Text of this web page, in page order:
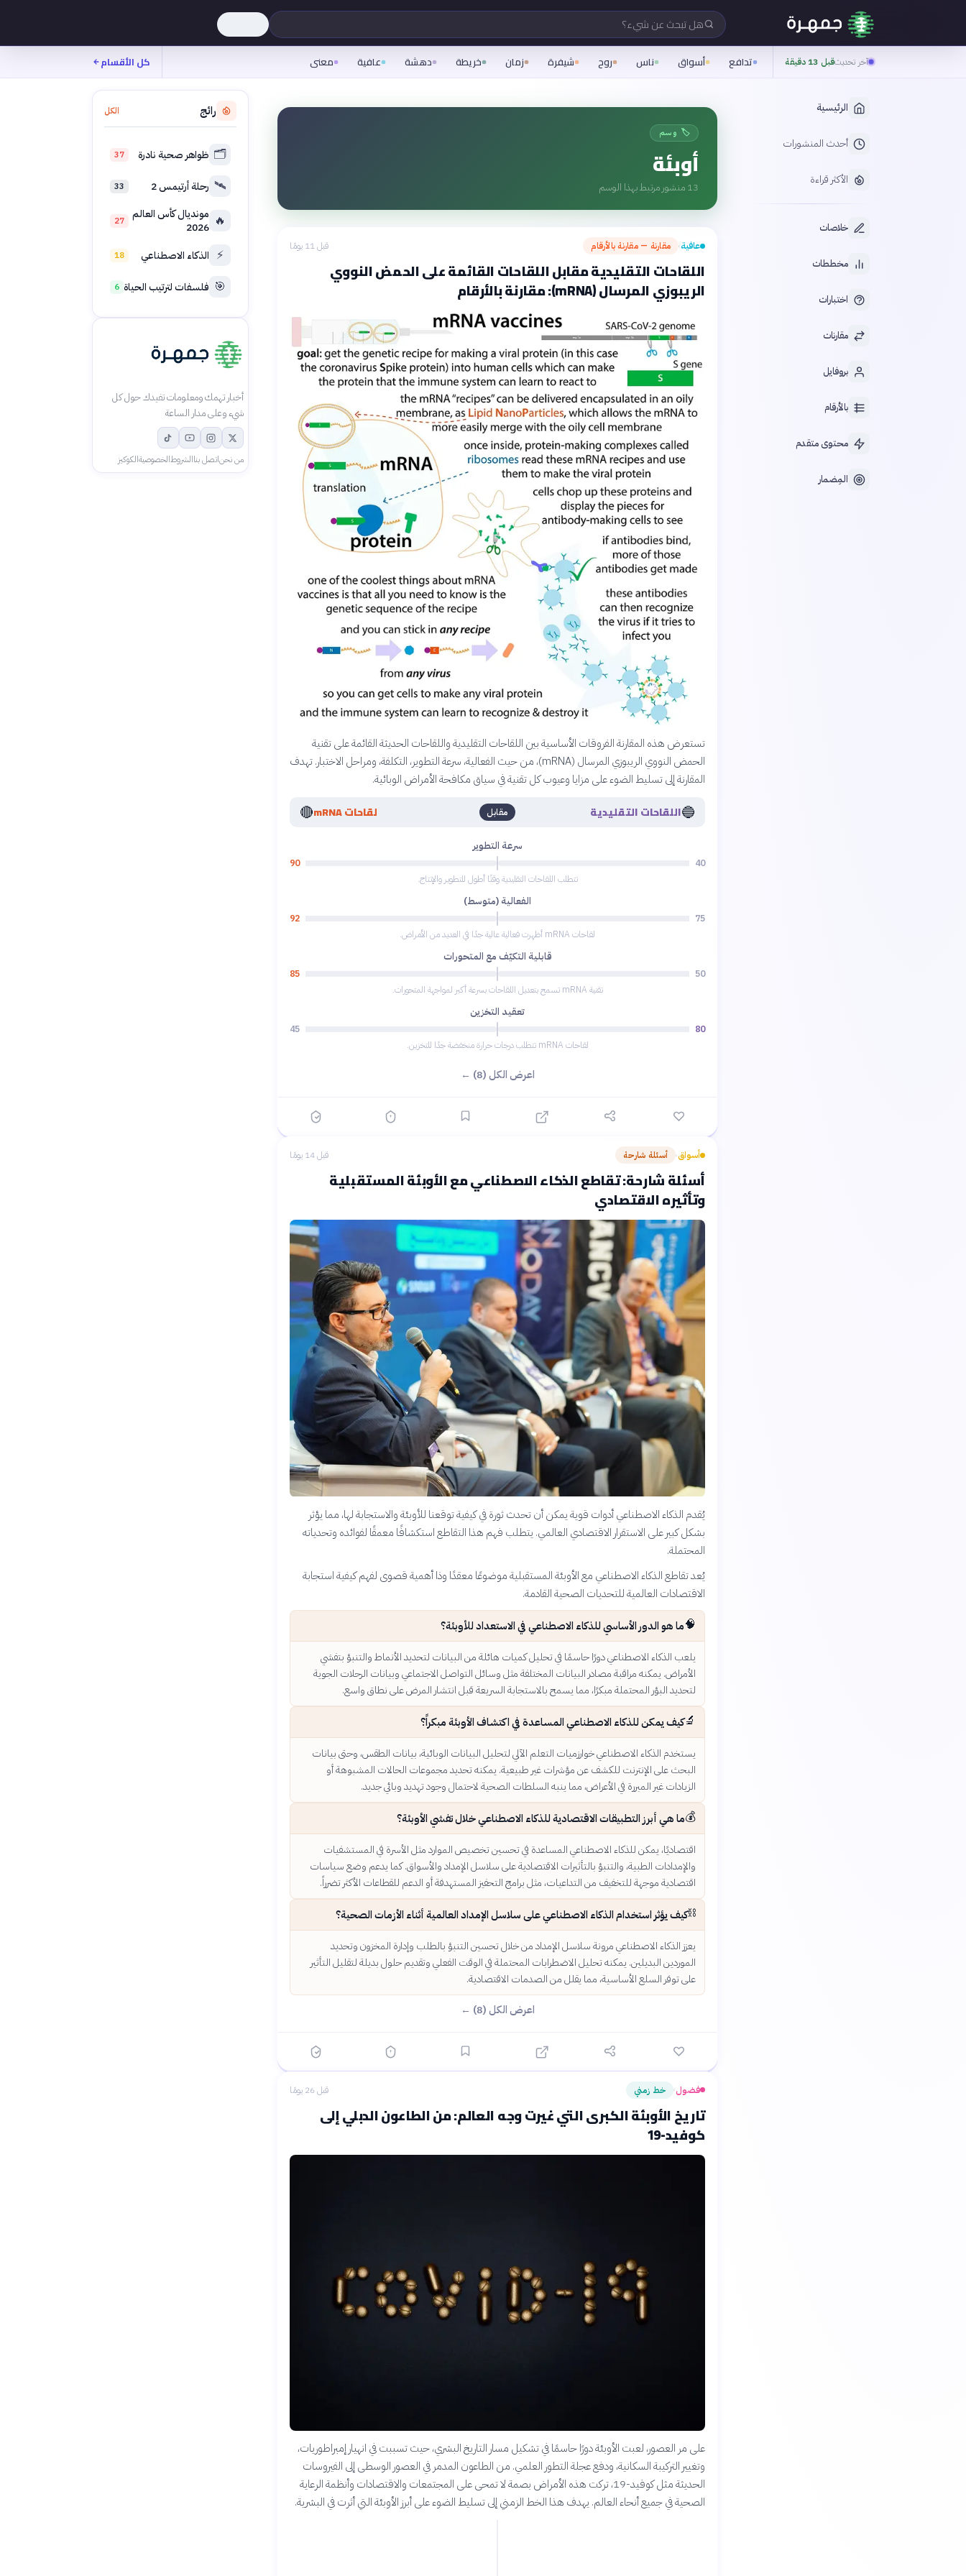
هل تبحث عن شيء؟
آخر تحديثقبل 13 دقيقة تدافع أسواق ناس روح شيفرة زمان خريطة دهشة عافية معنى كل الأقسام
الرئيسية
أحدث المنشورات
الأكثر قراءة
خلاصات
مخططات
اختبارات
مقارنات
بروفايل
بالأرقام
محتوى متقدم
المِضمار
🏷️ وسم
أوبئة
13 منشور مرتبط بهذا الوسم
عافية› مقارنة — مقارنة بالأرقام قبل 11 يومًا
اللقاحات التقليدية مقابل اللقاحات القائمة على الحمض النووي
الريبوزي المرسال (mRNA): مقارنة بالأرقام
تستعرض هذه المقارنة الفروقات الأساسية بين اللقاحات التقليدية واللقاحات الحديثة القائمة على تقنية
الحمض النووي الريبوزي المرسال (mRNA)، من حيث الفعالية، سرعة التطوير، التكلفة، ومراحل الاختبار. تهدف
المقارنة إلى تسليط الضوء على مزايا وعيوب كل تقنية في سياق مكافحة الأمراض الوبائية.
🔵اللقاحات التقليدية مقابل لقاحات mRNA 🔴
سرعة التطوير
40
90
تتطلب اللقاحات التقليدية وقتًا أطول للتطوير والإنتاج.
الفعالية (متوسط)
75
92
لقاحات mRNA أظهرت فعالية عالية جدًا في العديد من الأمراض.
قابلية التكيّف مع المتحورات
50
85
تقنية mRNA تسمح بتعديل اللقاحات بسرعة أكبر لمواجهة المتحورات.
تعقيد التخزين
80
45
لقاحات mRNA تتطلب درجات حرارة منخفضة جدًا للتخزين.
اعرض الكل (8) ←
أسواق› أسئلة شارحة قبل 14 يومًا
أسئلة شارحة: تقاطع الذكاء الاصطناعي مع الأوبئة المستقبلية
وتأثيره الاقتصادي
يُقدم الذكاء الاصطناعي أدوات قوية يمكن أن تحدث ثورة في كيفية توقعنا للأوبئة والاستجابة لها، مما يؤثر
بشكل كبير على الاستقرار الاقتصادي العالمي. يتطلب فهم هذا التقاطع استكشافًا معمقًا لفوائده وتحدياته
المحتملة.
يُعد تقاطع الذكاء الاصطناعي مع الأوبئة المستقبلية موضوعًا معقدًا وذا أهمية قصوى لفهم كيفية استجابة
الاقتصادات العالمية للتحديات الصحية القادمة.
🧠ما هو الدور الأساسي للذكاء الاصطناعي في الاستعداد للأوبئة؟
يلعب الذكاء الاصطناعي دورًا حاسمًا في تحليل كميات هائلة من البيانات لتحديد الأنماط والتنبؤ بتفشي
الأمراض. يمكنه مراقبة مصادر البيانات المختلفة مثل وسائل التواصل الاجتماعي وبيانات الرحلات الجوية
لتحديد البؤر المحتملة مبكرًا، مما يسمح بالاستجابة السريعة قبل انتشار المرض على نطاق واسع.
🔬كيف يمكن للذكاء الاصطناعي المساعدة في اكتشاف الأوبئة مبكراً؟
يستخدم الذكاء الاصطناعي خوارزميات التعلم الآلي لتحليل البيانات الوبائية، بيانات الطقس، وحتى بيانات
البحث على الإنترنت للكشف عن مؤشرات غير طبيعية. يمكنه تحديد مجموعات الحالات المشبوهة أو
الزيادات غير المبررة في الأعراض، مما ينبه السلطات الصحية لاحتمال وجود تهديد وبائي جديد.
💰ما هي أبرز التطبيقات الاقتصادية للذكاء الاصطناعي خلال تفشي الأوبئة؟
اقتصاديًا، يمكن للذكاء الاصطناعي المساعدة في تحسين تخصيص الموارد مثل الأسرة في المستشفيات
والإمدادات الطبية، والتنبؤ بالتأثيرات الاقتصادية على سلاسل الإمداد والأسواق. كما يدعم وضع سياسات
اقتصادية موجهة للتخفيف من التداعيات، مثل برامج التحفيز المستهدفة أو الدعم للقطاعات الأكثر تضرراً.
⛓️كيف يؤثر استخدام الذكاء الاصطناعي على سلاسل الإمداد العالمية أثناء الأزمات الصحية؟
يعزز الذكاء الاصطناعي مرونة سلاسل الإمداد من خلال تحسين التنبؤ بالطلب وإدارة المخزون وتحديد
الموردين البديلين. يمكنه تحليل الاضطرابات المحتملة في الوقت الفعلي وتقديم حلول بديلة لتقليل التأثير
على توفر السلع الأساسية، مما يقلل من الصدمات الاقتصادية.
اعرض الكل (8) ←
فضول› خط زمني قبل 26 يومًا
تاريخ الأوبئة الكبرى التي غيرت وجه العالم: من الطاعون الدبلي إلى
كوفيد-19
على مر العصور، لعبت الأوبئة دورًا حاسمًا في تشكيل مسار التاريخ البشري، حيث تسببت في انهيار إمبراطوريات،
وتغيير التركيبة السكانية، ودفع عجلة التطور العلمي. من الطاعون المدمر في العصور الوسطى إلى الفيروسات
الحديثة مثل كوفيد-19، تركت هذه الأمراض بصمة لا تمحى على المجتمعات والاقتصادات وأنظمة الرعاية
الصحية في جميع أنحاء العالم. يهدف هذا الخط الزمني إلى تسليط الضوء على أبرز الأوبئة التي أثرت في البشرية.
رائج الكل
🗂️ ظواهر صحية نادرة 37
🛰️ رحلة أرتيمس 2 33
🔥 مونديال كأس العالم
2026
27
⚡ الذكاء الاصطناعي 18
🎯 فلسفات لترتيب الحياة 6
أخبار تهمك ومعلومات تفيدك حول كل
شيء وعلى مدار الساعة
من نحناتصل بناالشروطالخصوصيةالكوكيز